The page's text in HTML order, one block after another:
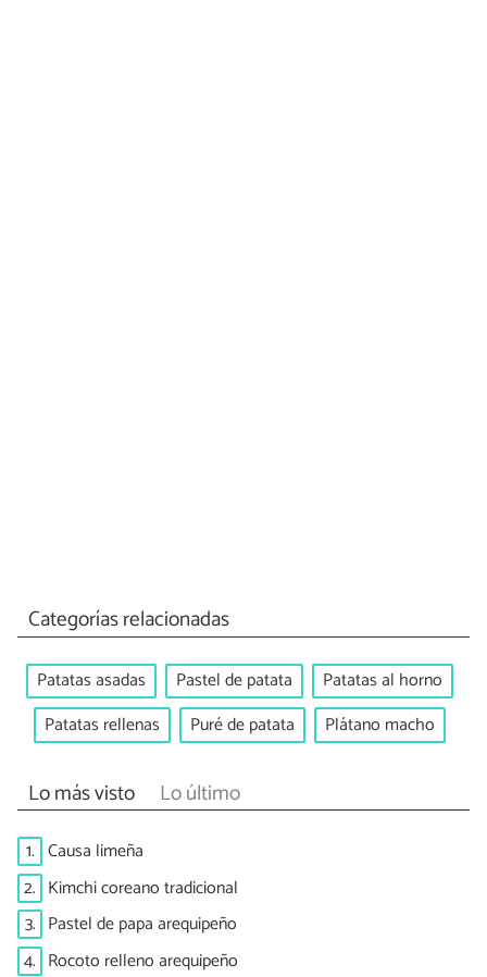
Categorías relacionadas
Patatas asadas Pastel de patata
Patatas al horno
Patatas rellenas
Puré de patata Plátano macho
Lo más visto Lo último
1. Causa limeña
2. Kimchi coreano tradicional
3. Pastel de papa arequipeño
4. Rocoto relleno arequipeño